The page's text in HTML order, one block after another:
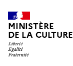
MINISTÈRE
DE LA CULTURE